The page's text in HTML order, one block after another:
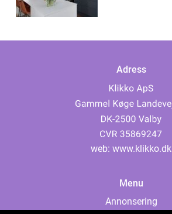
Adress
web: www.klikko.dk
Menu
Annonsering